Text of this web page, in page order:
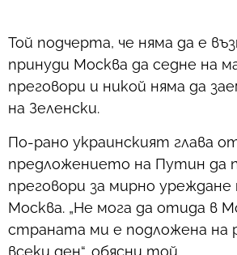
Той подчерта, че няма да е
принуди Москва да седне на
преговори и никой няма да
на Зеленски.
По-рано украинският глава
предложението на Путин да
преговори за мирно
Москва. „Не мога да отида в
страната ми е подложена на
всеки ден“, обясни той.